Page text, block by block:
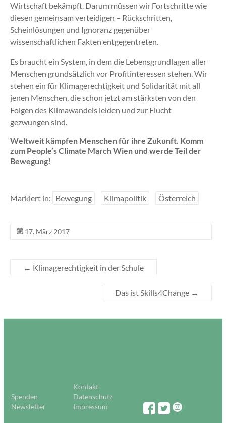
Wirtschaft bekämpft. Darum müssen wir Fortschritte wie
diesen gemeinsam verteidigen – Rückschritten,
Scheinlösungen und Ignoranz gegenüber
wissenschaftlichen Fakten entgegentreten.
Es braucht ein System, in dem die Lebensgrundlagen aller
Menschen grundsätzlich vor Profitinteressen stehen. Wir
stehen ein für Klimagerechtigkeit und Solidarität mit all
jenen Menschen, die schon jetzt am stärksten von den
Folgen des Klimawandels leiden und zur Flucht
gezwungen sind.
Weltweit kämpfen Menschen für ihre Zukunft. Komm
zum People’s Climate March Wien und werde Teil der
Bewegung!
Markiert in: Bewegung Klimapolitik Österreich
17. März 2017
← Klimagerechtigkeit in der Schule
Das ist Skills4Change →
Kontakt
Spenden
Datenschutz
Newsletter
Impressum